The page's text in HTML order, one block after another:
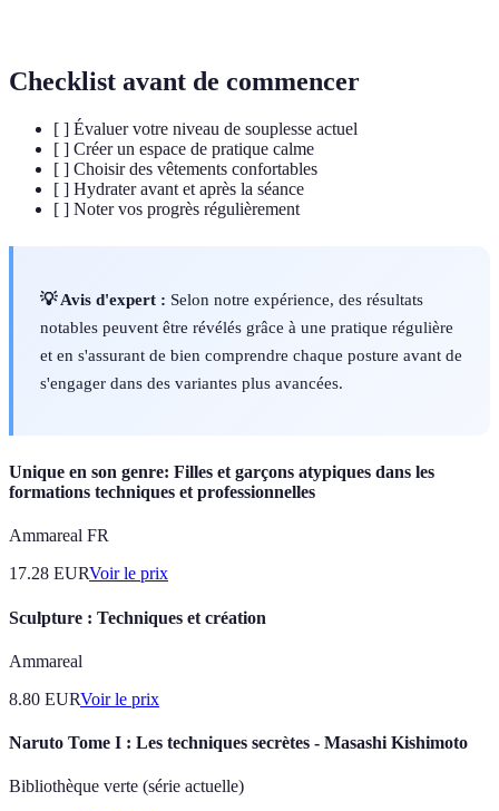
Checklist avant de commencer
[ ] Évaluer votre niveau de souplesse actuel
[ ] Créer un espace de pratique calme
[ ] Choisir des vêtements confortables
[ ] Hydrater avant et après la séance
[ ] Noter vos progrès régulièrement
💡 Avis d'expert : Selon notre expérience, des résultats
notables peuvent être révélés grâce à une pratique régulière
et en s'assurant de bien comprendre chaque posture avant de
s'engager dans des variantes plus avancées.
Unique en son genre: Filles et garçons atypiques dans les
formations techniques et professionnelles
Ammareal FR
17.28 EURVoir le prix
Sculpture : Techniques et création
Ammareal
8.80 EURVoir le prix
Naruto Tome I : Les techniques secrètes - Masashi Kishimoto
Bibliothèque verte (série actuelle)